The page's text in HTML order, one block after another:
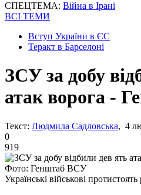
СПЕЦТЕМА: Війна в Ірані
ВСІ ТЕМИ
Вступ України в ЄС
Теракт в Барселоні
ЗСУ за добу
атак ворога -
Текст: Людмила Садловська, 4
0
919
Фото: Генштаб ВСУ
Українські військові